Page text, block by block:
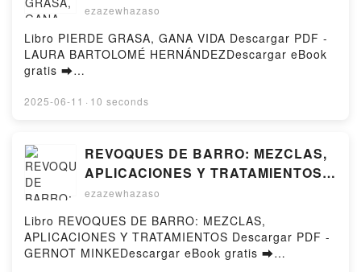
ezazewhazaso
Libro PIERDE GRASA, GANA VIDA Descargar PDF -
LAURA BARTOLOMÉ HERNÁNDEZDescargar eBook
gratis ➡
o leer en línea PIERDE GRASA, GANA VIDA Libro
BARTOLOMÉ HERNÁNDEZ PDF, PIERDE GRASA,
GANA VIDA LAURA BARTOLOMÉ HERNÁNDEZ Epub,
PIERDE GRASA, GANA VIDA LAURA BARTOLOMÉ
HERNÁNDEZ Leer en línea , PIERDE GRASA, GANA
VIDA LAURA BARTOLOMÉ HERNÁNDEZ Audiolibro,
PIERDE GRASA, GANA VIDA LAURA BARTOLOMÉ
HERNÁNDEZ VK, PIERDE GRASA, GANA VIDA
LAURA BARTOLOMÉ HERNÁNDEZ Kindle, PIERDE
2025-06-11 · 10 seconds
REVOQUES DE BARRO: MEZCLAS,
APLICACIONES Y TRATAMIENTOS
leer epub gratis
ezazewhazaso
Libro REVOQUES DE BARRO: MEZCLAS,
APLICACIONES Y TRATAMIENTOS Descargar PDF -
GERNOT MINKEDescargar eBook gratis ➡